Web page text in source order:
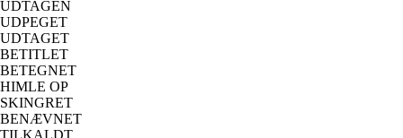
UDTAGEN
UDPEGET
UDTAGET
BETITLET
BETEGNET
HIMLE OP
SKINGRET
BENÆVNET
TILKALDT